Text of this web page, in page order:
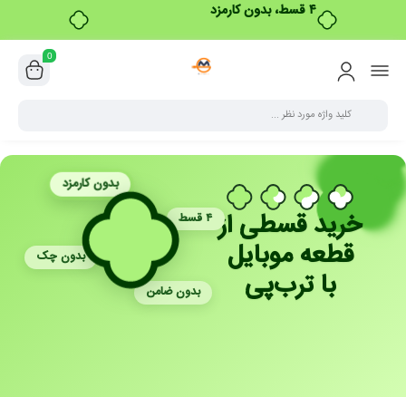
۴ قسط، بدون کارمزد
0
خرید قسطی از
قطعه موبایل
با ترب‌پی
بدون کارمزد
۴ قسط
بدون چک
بدون ضامن